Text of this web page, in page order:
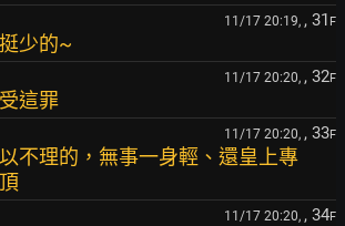
11/17 20:19, , 31 F
少的~
11/17 20:20, , 32F
這罪
11/17 20:20, , 33F
不理的，無事一身輕、還皇上專
11/17 20:20, , 34F